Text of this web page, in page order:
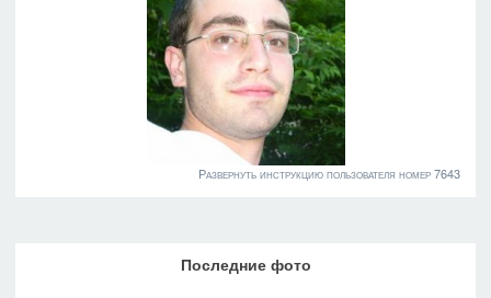
Развернуть инструкцию пользователя номер 7643
Последние фото